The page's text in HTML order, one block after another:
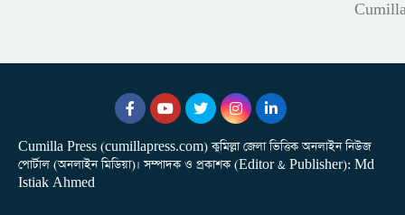
Cumilla Press (cumillapress.com) কুমিল্লা জেলা ভিত্তিক অনলাইন নিউজ
পোর্টাল (অনলাইন মিডিয়া)। সম্পাদক ও প্রকাশক (Editor & Publisher): Md
Istiak Ahmed